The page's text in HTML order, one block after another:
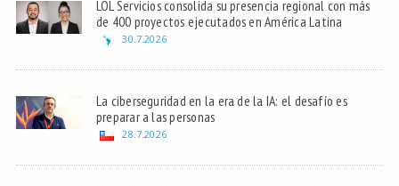
LOL Servicios consolida su presencia regional con más
de 400 proyectos ejecutados en América Latina
30.7.2026
La ciberseguridad en la era de la IA: el desafío es
preparar a las personas
28.7.2026